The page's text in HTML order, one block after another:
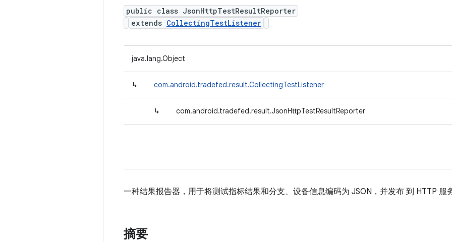
public class JsonHttpTestResultReporter
extends CollectingTestListener
java.lang.Object
↳ com.android.tradefed.result.CollectingTestListener
↳ com.android.tradefed.result.JsonHttpTestResultReporter
一种结果报告器，用于将测试指标结果和分支、设备信息编码为 JSON，并发布 到 HTTP 服
摘要